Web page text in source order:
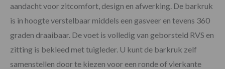
aandacht voor zitcomfort, design en afwerking. De barkruk
is in hoogte verstelbaar middels een gasveer en tevens 360
graden draaibaar. De voet is volledig van geborsteld RVS en
zitting is bekleed met tuigleder. U kunt de barkruk zelf
samenstellen door te kiezen voor een ronde of vierkante